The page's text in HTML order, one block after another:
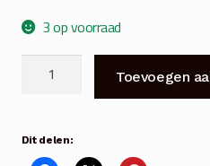
3 op voorraad
marmer
aantal
Toevoegen
Dit delen: